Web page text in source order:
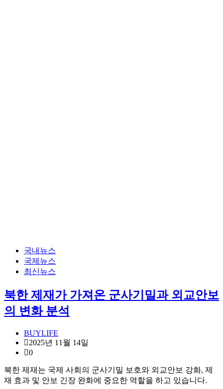
국내뉴스
국제뉴스
최신뉴스
북한 제재가 가져온 군사기밀과 외교안보
의 변화 분석
BUYLIFE
2025년 11월 14일
0
북한 제재는 국제 사회의 군사기밀 보호와 외교안보 강화, 제
재 효과 및 안보 긴장 완화에 중요한 역할을 하고 있습니다.